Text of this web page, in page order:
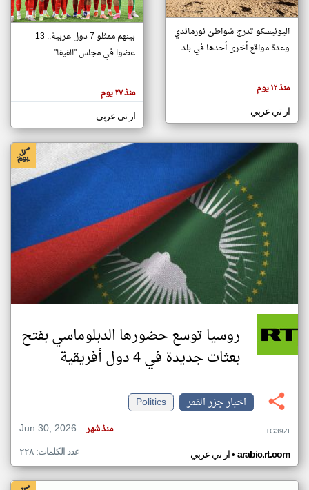
تغيير الدولة
اخبار جزر القمر على مدار الساعة
أهم اخبار جزر القمر العاجلة والمباشرة
هنا عن
وجهة
كاتبيها.
اليونيسكو تدرج شواطئ نورماندي
وعدة مواقع أخرى أحدها في بلد ...
منذ ١٢ يوم
ار تي عربي
بينهم ممثلو 7 دول عربية.. 13
عضوا في مجلس "الفيفا" ...
منذ ٢٧ يوم
ار تي عربي
روسيا توسع حضورها الدبلوماسي بفتح
بعثات جديدة في 4 دول أفريقية
اخبار جزر القمر
Politics
Jun 30, 2026
منذ شهر TG39ZI
ار تي عربي• arabic.rt.com عدد الكلمات: ٢٢٨
klyoum.com